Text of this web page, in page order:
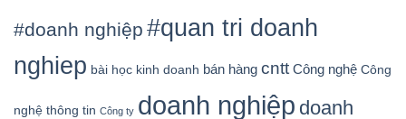
#doanh nghiệp #quan tri doanh
nghiep bài học kinh doanh bán hàng cntt Công nghệ Công
nghệ thông tin Công ty doanh nghiệp doanh